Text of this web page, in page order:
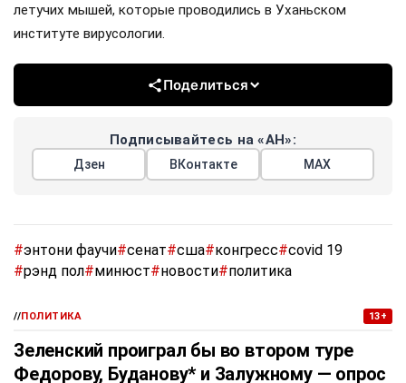
летучих мышей, которые проводились в Уханьском
институте вирусологии.
Поделиться
Подписывайтесь на «АН»:
Дзен ВКонтакте МАХ
#энтони фаучи#сенат#сша#конгресс#covid 19
#рэнд пол#минюст#новости#политика
//ПОЛИТИКА 13+
Зеленский проиграл бы во втором туре
Федорову, Буданову* и Залужному — опрос